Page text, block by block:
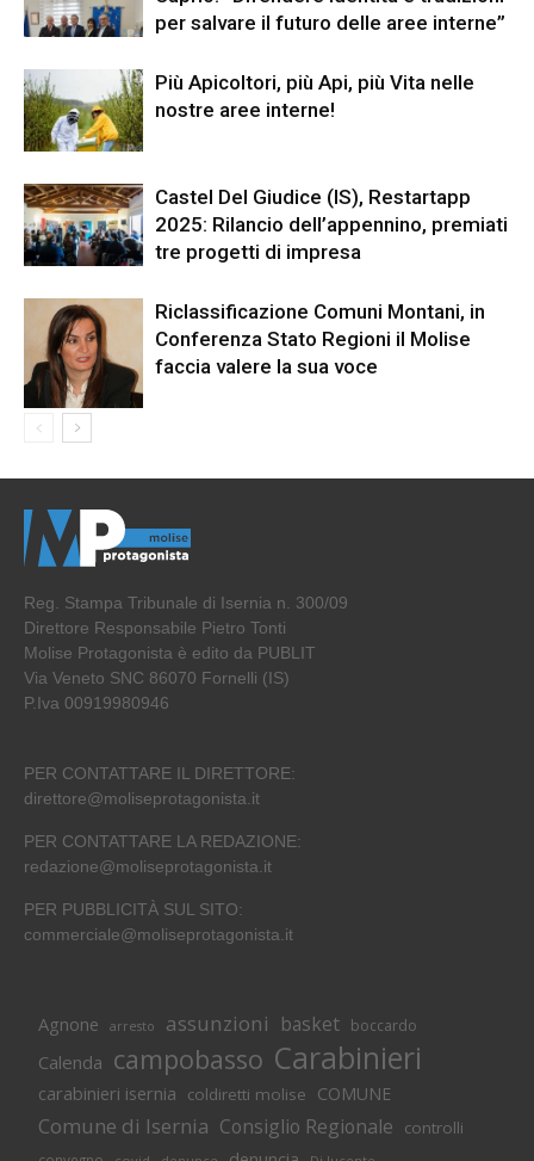
per salvare il futuro delle aree interne”
Più Apicoltori, più Api, più Vita nelle
nostre aree interne!
Castel Del Giudice (IS), Restartapp
2025: Rilancio dell’appennino, premiati
tre progetti di impresa
Riclassificazione Comuni Montani, in
Conferenza Stato Regioni il Molise
faccia valere la sua voce
Reg. Stampa Tribunale di Isernia n. 300/09
Direttore Responsabile Pietro Tonti
Molise Protagonista è edito da PUBLIT
Via Veneto SNC 86070 Fornelli (IS)
P.Iva 00919980946
PER CONTATTARE IL DIRETTORE:
direttore@moliseprotagonista.it
PER CONTATTARE LA REDAZIONE:
redazione@moliseprotagonista.it
PER PUBBLICITÀ SUL SITO:
commerciale@moliseprotagonista.it
Agnone arresto assunzioni basket boccardo
Calenda campobasso Carabinieri
carabinieri isernia coldiretti molise COMUNE
Comune di Isernia Consiglio Regionale controlli